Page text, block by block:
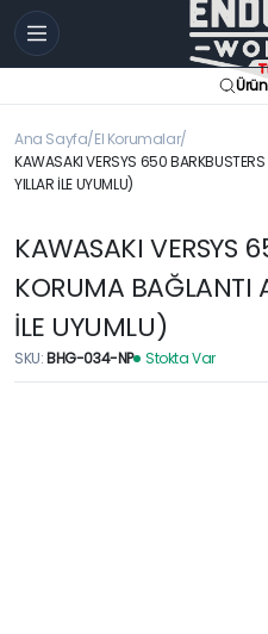
Ana Sayfa El Korumalar
KAWASAKI VERSYS 650
YILLAR İLE UYUMLU)
KAWASAKI VERSYS
KORUMA BAĞLANTI
İLE UYUMLU)
SKU:BHG-034-NP Stokta Var